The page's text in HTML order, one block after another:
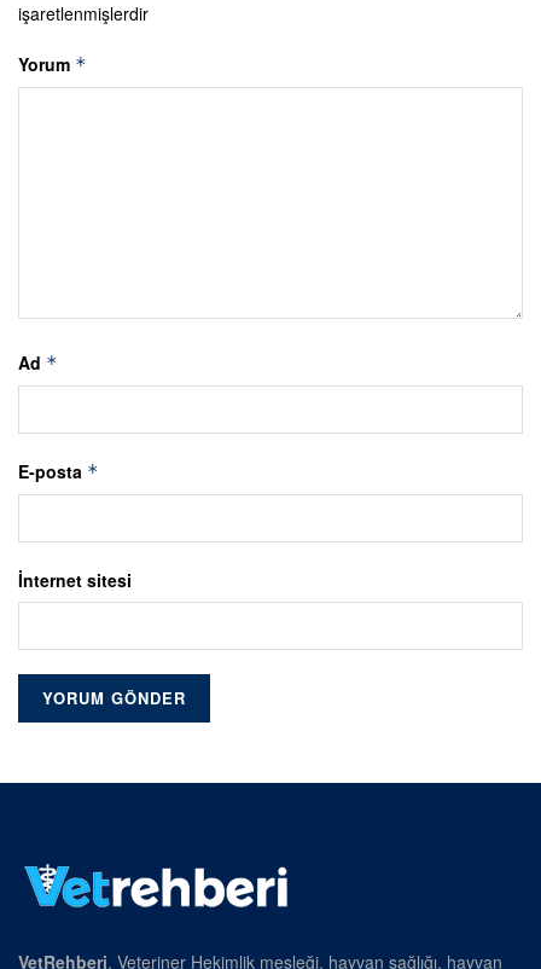
işaretlenmişlerdir
Yorum *
Ad *
E-posta *
İnternet sitesi
VetRehberi, Veteriner Hekimlik mesleği, hayvan sağlığı, hayvan